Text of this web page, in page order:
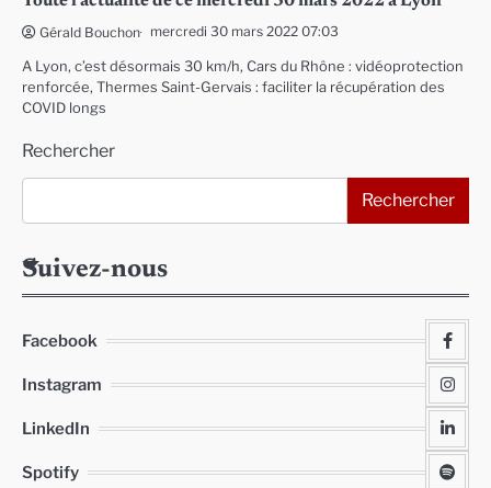
Gérald Bouchon mercredi 30 mars 2022 07:03
A Lyon, c’est désormais 30 km/h, Cars du Rhône : vidéoprotection
renforcée, Thermes Saint-Gervais : faciliter la récupération des
COVID longs
Rechercher
Rechercher
Suivez-nous
Facebook
Instagram
LinkedIn
Spotify